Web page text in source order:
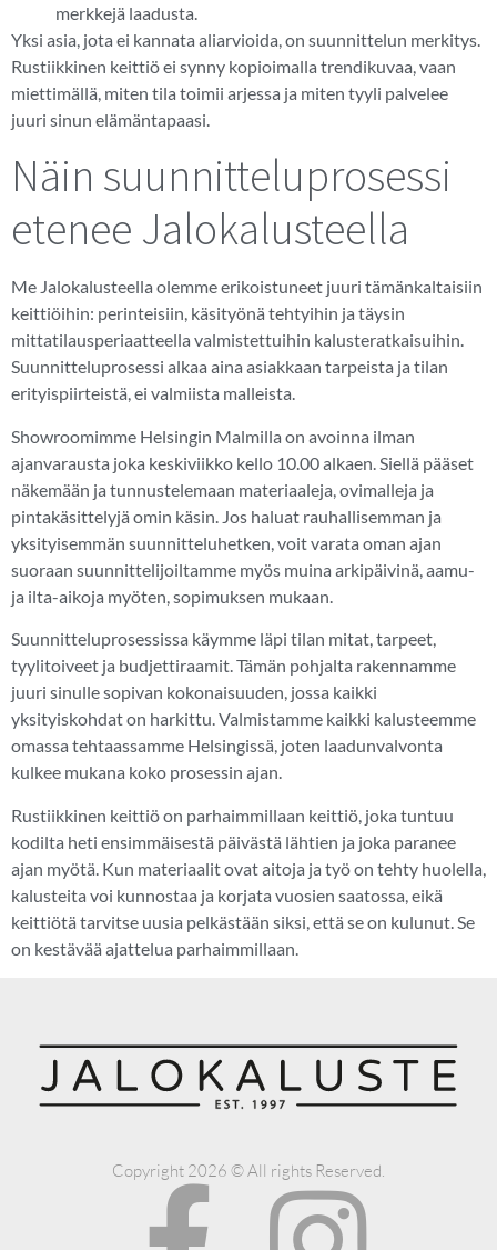
merkkejä laadusta.
Yksi asia, jota ei kannata aliarvioida, on suunnittelun merkitys.
Rustiikkinen keittiö ei synny kopioimalla trendikuvaa, vaan
miettimällä, miten tila toimii arjessa ja miten tyyli palvelee
juuri sinun elämäntapaasi.
Näin suunnitteluprosessi
etenee Jalokalusteella
Me Jalokalusteella olemme erikoistuneet juuri tämänkaltaisiin
keittiöihin: perinteisiin, käsityönä tehtyihin ja täysin
mittatilausperiaatteella valmistettuihin kalusteratkaisuihin.
Suunnitteluprosessi alkaa aina asiakkaan tarpeista ja tilan
erityispiirteistä, ei valmiista malleista.
Showroomimme Helsingin Malmilla on avoinna ilman
ajanvarausta joka keskiviikko kello 10.00 alkaen. Siellä pääset
näkemään ja tunnustelemaan materiaaleja, ovimalleja ja
pintakäsittelyjä omin käsin. Jos haluat rauhallisemman ja
yksityisemmän suunnitteluhetken, voit varata oman ajan
suoraan suunnittelijoiltamme myös muina arkipäivinä, aamu-
ja ilta-aikoja myöten, sopimuksen mukaan.
Suunnitteluprosessissa käymme läpi tilan mitat, tarpeet,
tyylitoiveet ja budjettiraamit. Tämän pohjalta rakennamme
juuri sinulle sopivan kokonaisuuden, jossa kaikki
yksityiskohdat on harkittu. Valmistamme kaikki kalusteemme
omassa tehtaassamme Helsingissä, joten laadunvalvonta
kulkee mukana koko prosessin ajan.
Rustiikkinen keittiö on parhaimmillaan keittiö, joka tuntuu
kodilta heti ensimmäisestä päivästä lähtien ja joka paranee
ajan myötä. Kun materiaalit ovat aitoja ja työ on tehty huolella,
kalusteita voi kunnostaa ja korjata vuosien saatossa, eikä
keittiötä tarvitse uusia pelkästään siksi, että se on kulunut. Se
on kestävää ajattelua parhaimmillaan.
Copyright 2026 © All rights Reserved.